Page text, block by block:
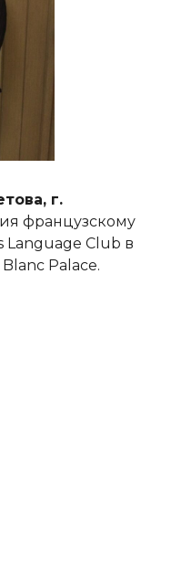
г.
французскому
Language Club в
Palace.